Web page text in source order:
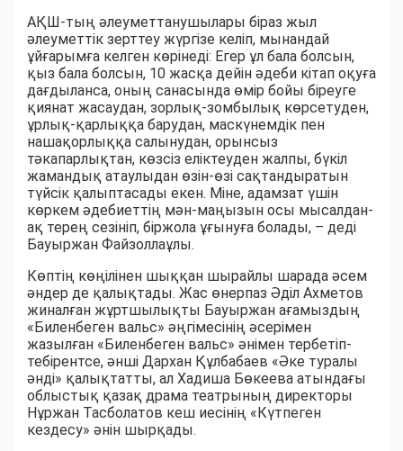
АҚШ-тың әлеуметтанушылары біраз жыл
әлеуметтік зерттеу жүргізе келіп, мынандай
ұйғарымға келген көрінеді: Егер ұл бала болсын,
қыз бала болсын, 10 жасқа дейін әдеби кітап оқуға
дағдыланса, оның санасында өмір бойы біреуге
қиянат жасаудан, зорлық-зомбылық көрсетуден,
ұрлық-қарлыққа барудан, маскүнемдік пен
нашақорлыққа салынудан, орынсыз
тәкапарлықтан, көзсіз еліктеуден жалпы, бүкіл
жамандық атаулыдан өзін-өзі сақтандыратын
түйсік қалыптасады екен. Міне, адамзат үшін
көркем әдебиеттің мән-маңызын осы мысалдан-
ақ терең сезініп, біржола ұғынуға болады, – деді
Бауыржан Файзоллаұлы.
Көптің көңілінен шыққан шырайлы шарада әсем
әндер де қалықтады. Жас өнерпаз Әділ Ахметов
жиналған жұртшылықты Бауыржан ағамыздың
«Биленбеген вальс» әңгімесінің әсерімен
жазылған «Биленбеген вальс» әнімен тербетіп-
тебірентсе, әнші Дархан Құлбабаев «Әке туралы
әнді» қалықтатты, ал Хадиша Бөкеева атындағы
облыстық қазақ драма театрының директоры
Нұржан Тасболатов кеш иесінің «Күтпеген
кездесу» әнін шырқады.